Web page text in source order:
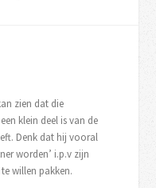
zien dat die
klein deel is van de
Denk dat hij vooral
worden’ i.p.v zijn
willen pakken.